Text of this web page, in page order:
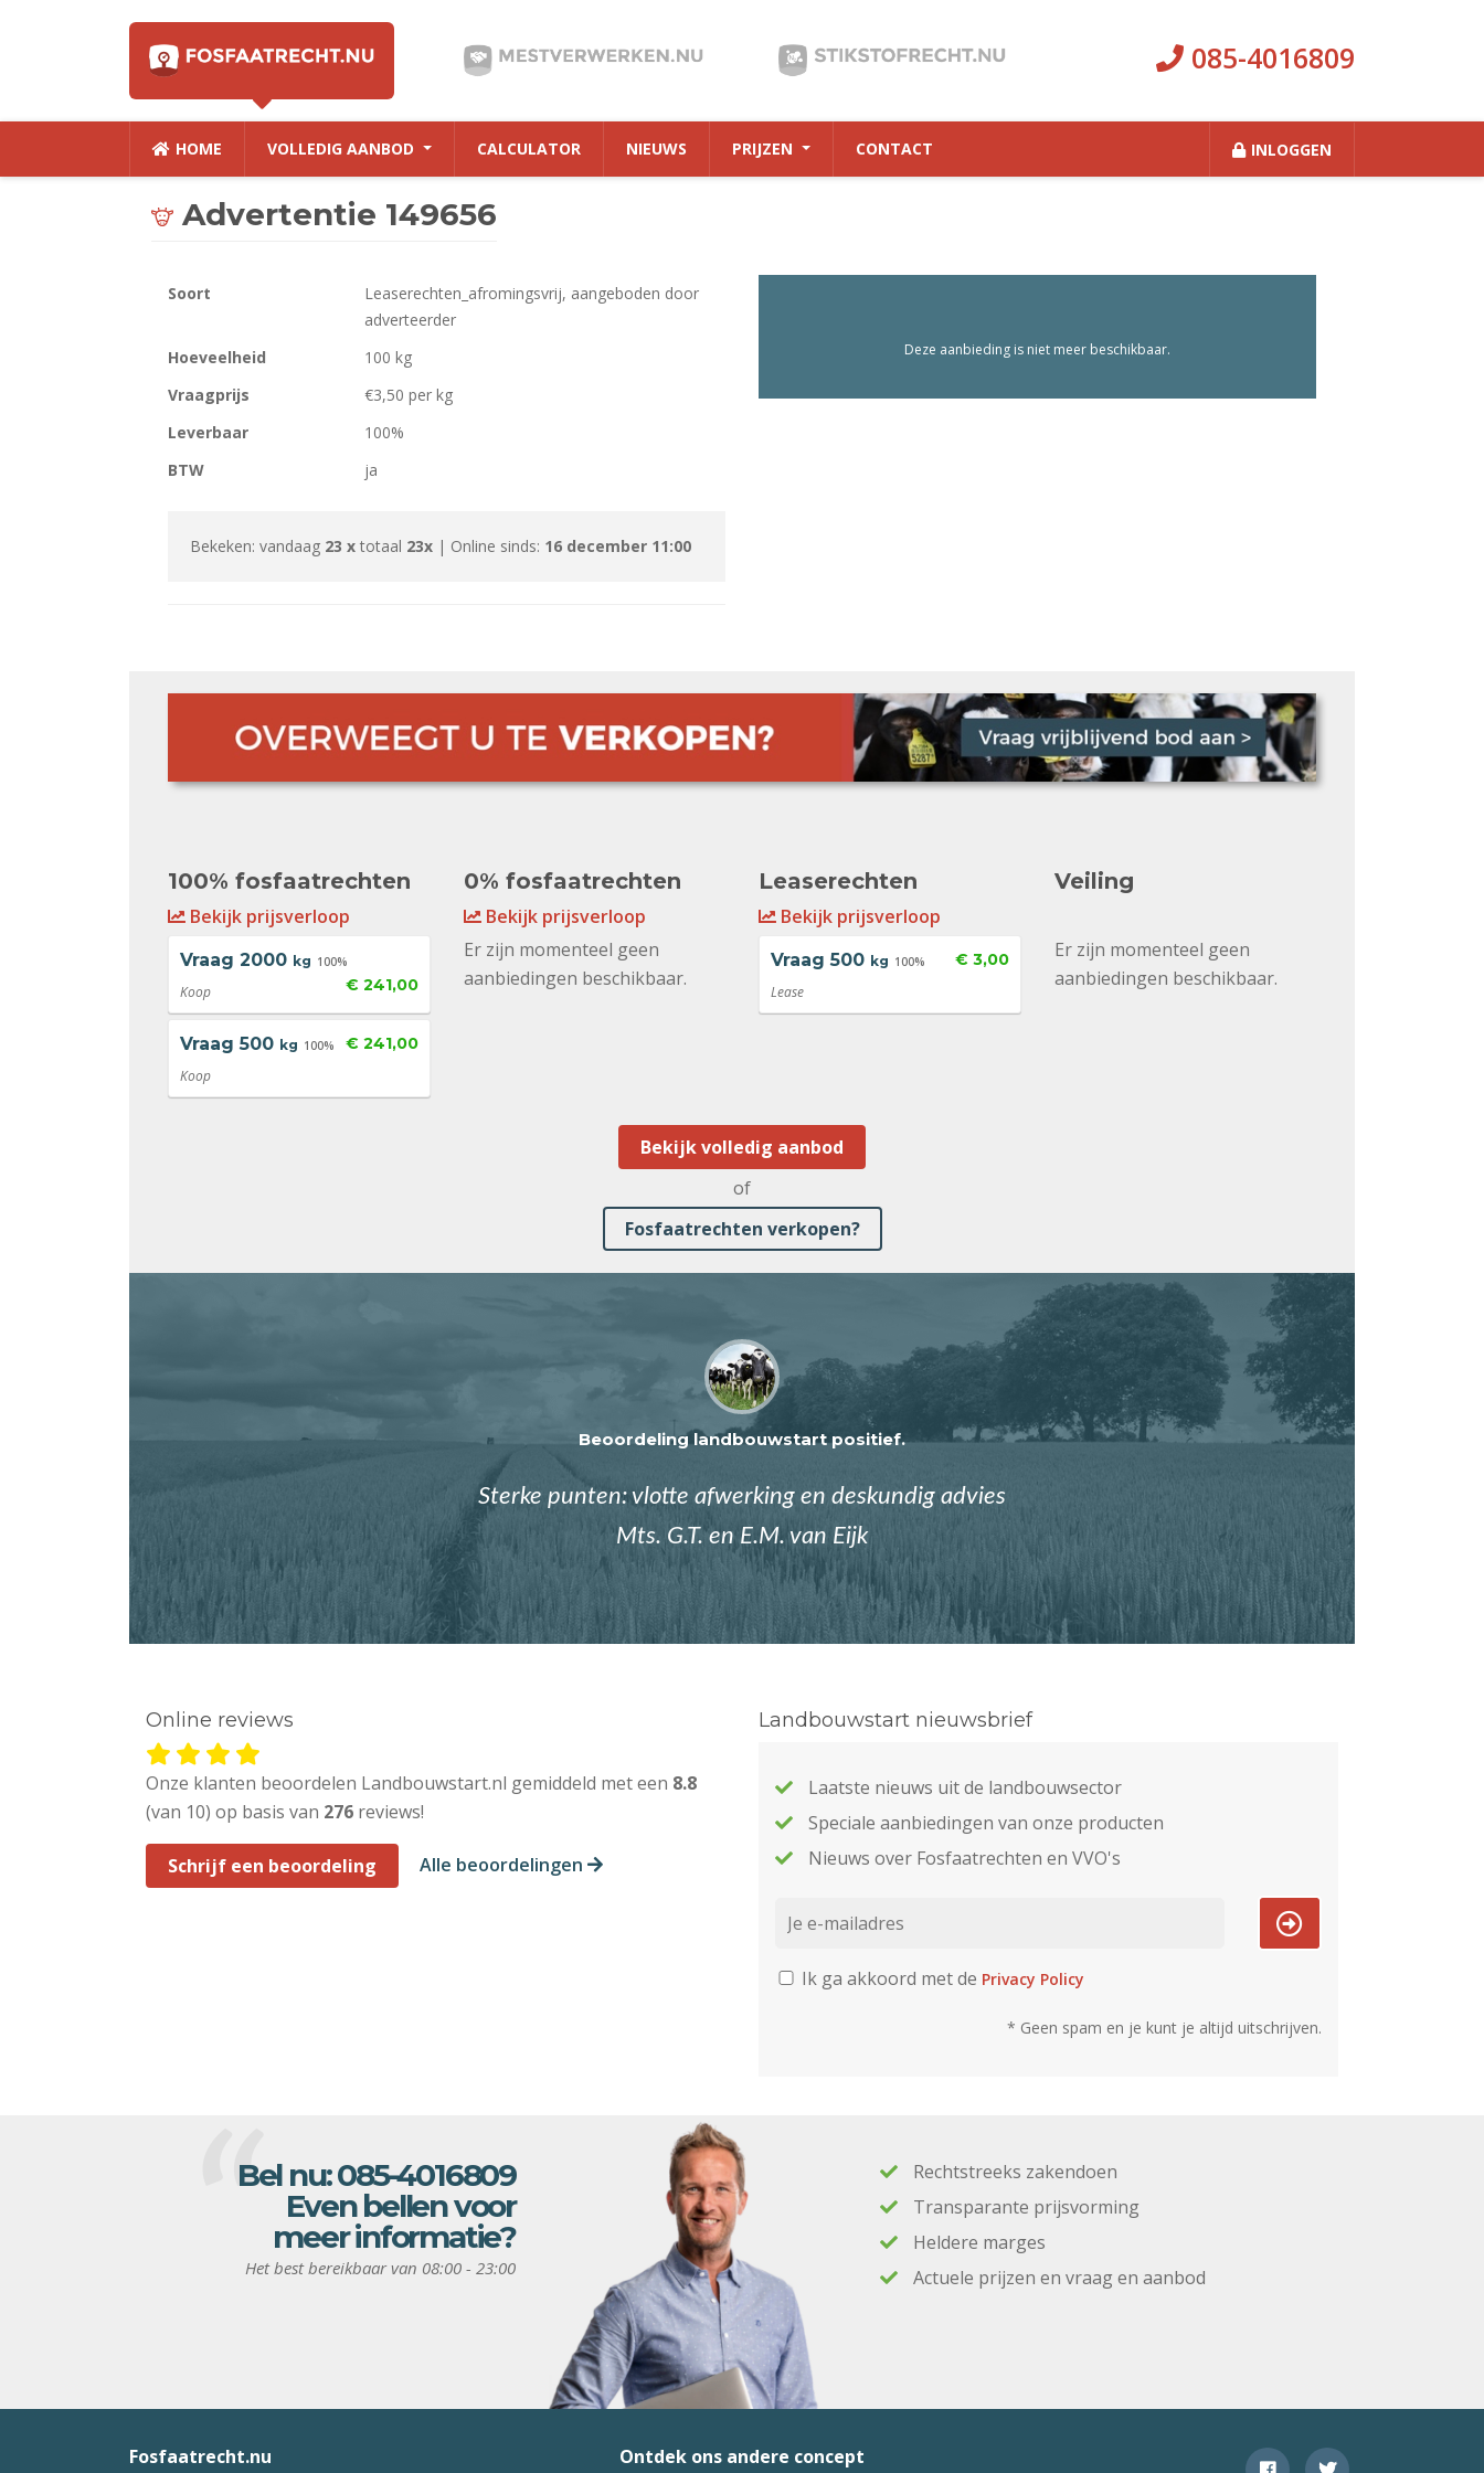
085-4016809
HOME VOLLEDIG AANBOD CALCULATOR NIEUWS PRIJZEN CONTACT INLOGGEN
Advertentie 149656
Soort
Leaserechten_afromingsvrij, aangeboden door
adverteerder
Hoeveelheid
100 kg
Vraagprijs
€3,50 per kg
Leverbaar
100%
BTW
ja
Bekeken: vandaag 23 x totaal 23x | Online sinds: 16 december 11:00
Deze aanbieding is niet meer beschikbaar.
100% fosfaatrechten
Bekijk prijsverloop
Vraag 2000 kg 100%
€ 241,00
Koop
Vraag 500 kg 100% € 241,00
Koop
0% fosfaatrechten
Bekijk prijsverloop
Er zijn momenteel geen
aanbiedingen beschikbaar.
Leaserechten
Bekijk prijsverloop
Vraag 500 kg 100% € 3,00
Lease
Veiling
Er zijn momenteel geen
aanbiedingen beschikbaar.
Bekijk volledig aanbod
of
Fosfaatrechten verkopen?
Beoordeling landbouwstart positief.
Sterke punten: vlotte afwerking en deskundig advies
Mts. G.T. en E.M. van Eijk
Online reviews
Onze klanten beoordelen Landbouwstart.nl gemiddeld met een 8.8
(van 10) op basis van 276 reviews!
Schrijf een beoordeling Alle beoordelingen
Landbouwstart nieuwsbrief
Laatste nieuws uit de landbouwsector
Speciale aanbiedingen van onze producten
Nieuws over Fosfaatrechten en VVO's
Ik ga akkoord met de Privacy Policy
* Geen spam en je kunt je altijd uitschrijven.
Bel nu:085-4016809
Even bellen voor
meer informatie?
Het best bereikbaar van 08:00 - 23:00
Rechtstreeks zakendoen
Transparante prijsvorming
Heldere marges
Actuele prijzen en vraag en aanbod
Fosfaatrecht.nu Ontdek ons andere concept